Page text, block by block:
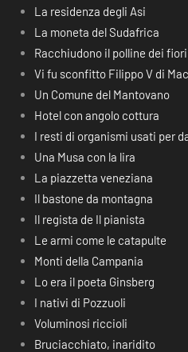
La residenza degli Asi
La moneta del Sudafrica
Racchiudono il polline dei fiori
Vi fu sconfitto Filippo V di
Un Comune del Mantovano
Hotel con angolo cottura
I resti di organismi usati per
Una Musa con la lira
La piazzetta veneziana
Il bastone da montagna
Il regista de Il pianista
Le armi come le catapulte
Monti della Campania
Lo era il poeta Ginsberg
I nativi di Pozzuoli
Voluminosi riccioli
Bruciacchiato, inaridito